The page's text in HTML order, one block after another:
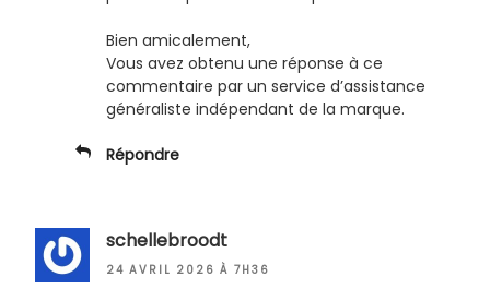
Bien amicalement,
Vous avez obtenu une réponse à ce
commentaire par un service d’assistance
généraliste indépendant de la marque.
Répondre
schellebroodt
24 AVRIL 2026 À 7H36